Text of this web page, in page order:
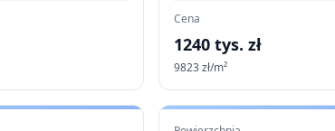
Cena
1240 tys. zł
9823zł/m²